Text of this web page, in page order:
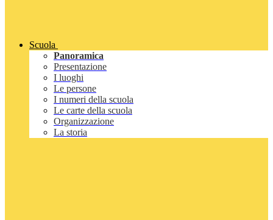
Scuola
Panoramica
Presentazione
I luoghi
Le persone
I numeri della scuola
Le carte della scuola
Organizzazione
La storia